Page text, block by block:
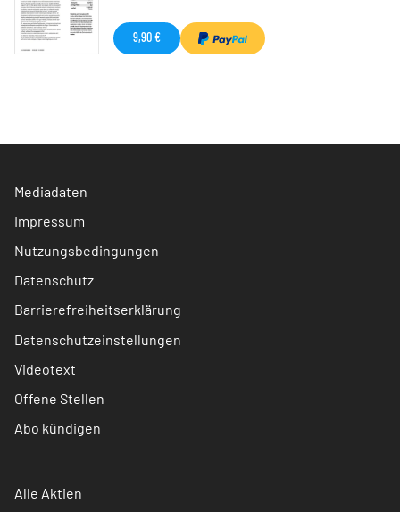
9,90 €
Mediadaten
Impressum
Nutzungsbedingungen
Datenschutz
Barrierefreiheitserklärung
Datenschutzeinstellungen
Videotext
Offene Stellen
Abo kündigen
Alle Aktien